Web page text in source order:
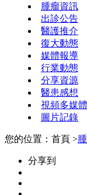
腫瘤資訊
出診公告
醫護推介
復大動態
媒體報導
行業動態
分享資源
醫患感想
視頻多媒體
圖片記錄
您的位置：首頁 >
分享到